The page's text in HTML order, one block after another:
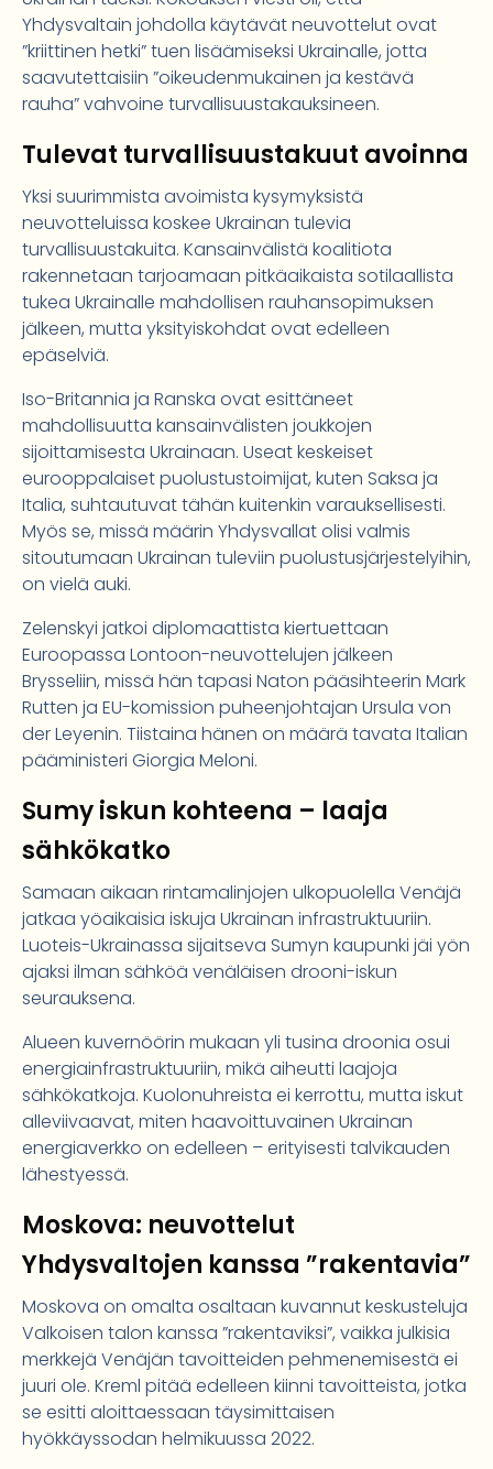
Yhdysvaltain johdolla käytävät neuvottelut ovat
”kriittinen hetki” tuen lisäämiseksi Ukrainalle, jotta
saavutettaisiin ”oikeudenmukainen ja kestävä
rauha” vahvoine turvallisuustakauksineen.
Tulevat turvallisuustakuut avoinna
Yksi suurimmista avoimista kysymyksistä
neuvotteluissa koskee Ukrainan tulevia
turvallisuustakuita. Kansainvälistä koalitiota
rakennetaan tarjoamaan pitkäaikaista sotilaallista
tukea Ukrainalle mahdollisen rauhansopimuksen
jälkeen, mutta yksityiskohdat ovat edelleen
epäselviä.
Iso-Britannia ja Ranska ovat esittäneet
mahdollisuutta kansainvälisten joukkojen
sijoittamisesta Ukrainaan. Useat keskeiset
eurooppalaiset puolustustoimijat, kuten Saksa ja
Italia, suhtautuvat tähän kuitenkin varauksellisesti.
Myös se, missä määrin Yhdysvallat olisi valmis
sitoutumaan Ukrainan tuleviin puolustusjärjestelyihin,
on vielä auki.
Zelenskyi jatkoi diplomaattista kiertuettaan
Euroopassa Lontoon-neuvottelujen jälkeen
Brysseliin, missä hän tapasi Naton pääsihteerin Mark
Rutten ja EU-komission puheenjohtajan Ursula von
der Leyenin. Tiistaina hänen on määrä tavata Italian
pääministeri Giorgia Meloni.
Sumy iskun kohteena – laaja
sähkökatko
Samaan aikaan rintamalinjojen ulkopuolella Venäjä
jatkaa yöaikaisia iskuja Ukrainan infrastruktuuriin.
Luoteis-Ukrainassa sijaitseva Sumyn kaupunki jäi yön
ajaksi ilman sähköä venäläisen drooni-iskun
seurauksena.
Alueen kuvernöörin mukaan yli tusina droonia osui
energiainfrastruktuuriin, mikä aiheutti laajoja
sähkökatkoja. Kuolonuhreista ei kerrottu, mutta iskut
alleviivaavat, miten haavoittuvainen Ukrainan
energiaverkko on edelleen – erityisesti talvikauden
lähestyessä.
Moskova: neuvottelut
Yhdysvaltojen kanssa ”rakentavia”
Moskova on omalta osaltaan kuvannut keskusteluja
Valkoisen talon kanssa ”rakentaviksi”, vaikka julkisia
merkkejä Venäjän tavoitteiden pehmenemisestä ei
juuri ole. Kreml pitää edelleen kiinni tavoitteista, jotka
se esitti aloittaessaan täysimittaisen
hyökkäyssodan helmikuussa 2022.